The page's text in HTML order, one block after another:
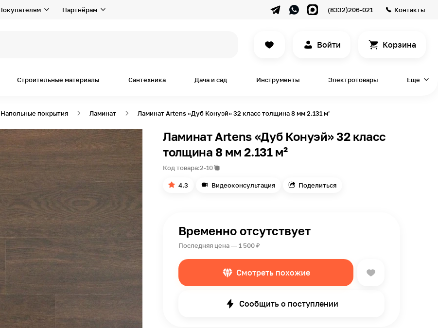
Партнёрам (8332)206-021 Контакты
Войти Корзина
Строительные материалы Сантехника Дача и сад Инструменты Электротовары Еще
Напольные покрытия Ламинат Ламинат Artens «Дуб Конуэй» 32 класс толщина 8 мм 2.131 м²
Ламинат Artens «Дуб Конуэй» 32 класс
толщина 8 мм 2.131 м²
Код товара:2-10
4.3 Видеоконсультация Поделиться
Временно отсутствует
Последняя цена — 1 500 ₽
Смотреть похожие
Сообщить о поступлении